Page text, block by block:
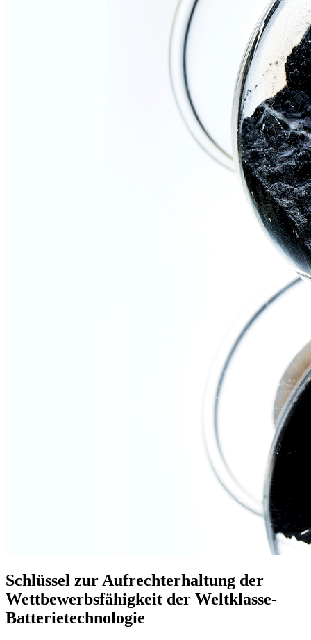
Schlüssel zur Aufrechterhaltung der
Wettbewerbsfähigkeit der Weltklasse-
Batterietechnologie